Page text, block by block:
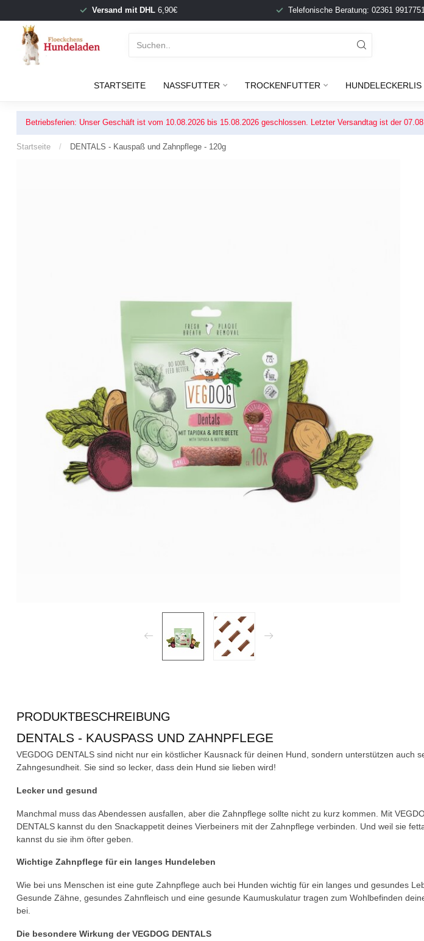
Versand mit DHL6,90€ Telefonische Beratung: 02361
STARTSEITE NASSFUTTER TROCKENFUTTER HUNDELECKERLIS
Betriebsferien: Unser Geschäft ist vom 10.08.2026 bis 15.08.2026 geschlossen. Letzter Versandtag ist der
Startseite / DENTALS - Kauspaß und Zahnpflege - 120g
PRODUKTBESCHREIBUNG
DENTALS - KAUSPASS UND ZAHNPFLEGE
VEGDOG DENTALS sind nicht nur ein köstlicher Kausnack für deinen Hund, sondern unterstützen auch
Zahngesundheit. Sie sind so lecker, dass dein Hund sie lieben wird!
Lecker und gesund
Manchmal muss das Abendessen ausfallen, aber die Zahnpflege sollte nicht zu kurz kommen. Mit
DENTALS kannst du den Snackappetit deines Vierbeiners mit der Zahnpflege verbinden. Und weil sie
kannst du sie ihm öfter geben.
Wichtige Zahnpflege für ein langes Hundeleben
Wie bei uns Menschen ist eine gute Zahnpflege auch bei Hunden wichtig für ein langes und gesundes
Gesunde Zähne, gesundes Zahnfleisch und eine gesunde Kaumuskulatur tragen zum Wohlbefinden
bei.
Die besondere Wirkung der VEGDOG DENTALS